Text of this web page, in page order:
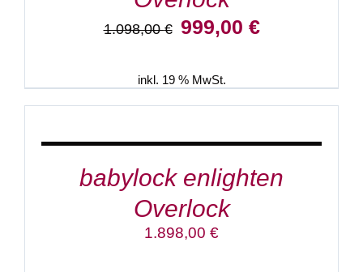
1.098,00€ Ursprünglicher
1.098,00 €
999,00 €Aktueller
inkl. 19 % MwSt.
IN
babylock enlighten
Overlock
1.898,00 €